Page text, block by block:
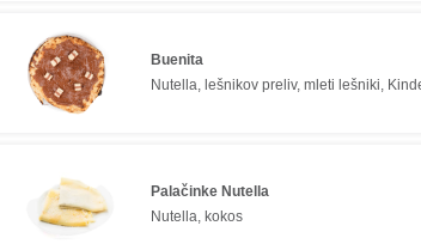
Buenita
Nutella, lešnikov preliv, mleti lešniki,
Palačinke Nutella
Nutella, kokos